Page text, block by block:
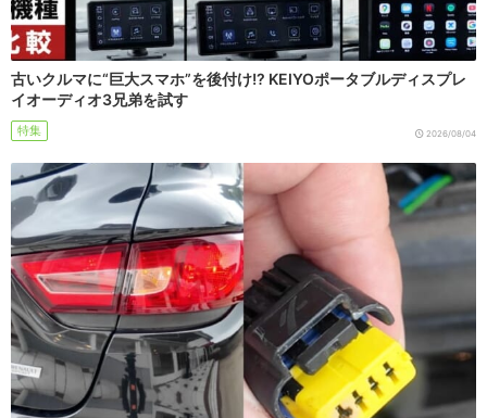
古いクルマに“巨大スマホ”を後付け!? KEIYOポータブルディスプレ
イオーディオ3兄弟を試す
特集 2026/08/04